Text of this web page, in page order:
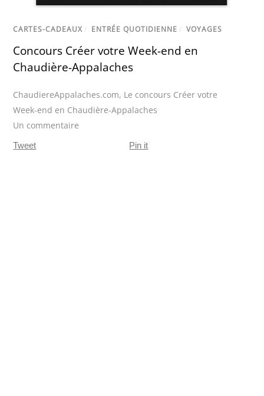
CARTES-CADEAUX / ENTRÉE QUOTIDIENNE / VOYAGES
Concours Créer votre Week-end en
Chaudière-Appalaches
ChaudiereAppalaches.com, Le concours Créer votre
Week-end en Chaudière-Appalaches
Un commentaire
Tweet Pin it